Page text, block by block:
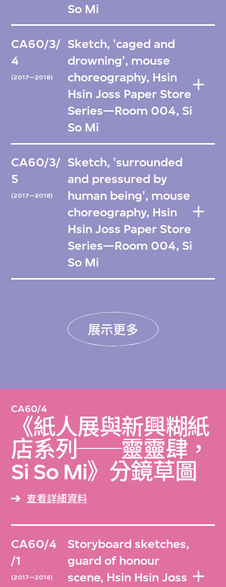
So Mi
CA60/3/
4
(2017—2018)
Sketch, 'caged and
drowning', mouse
choreography, Hsin
Hsin Joss Paper Store
Series—Room 004, Si
So Mi
CA60/3/
5
(2017—2018)
Sketch, 'surrounded
and pressured by
human being', mouse
choreography, Hsin
Hsin Joss Paper Store
Series—Room 004, Si
So Mi
展示更多
CA60/4
《紙人展與新興糊紙
店系列──靈靈肆，
Si So Mi》分鏡草圖
查看詳細資料
CA60/4
/1
(2017—2018)
Storyboard sketches,
guard of honour
scene, Hsin Hsin Joss